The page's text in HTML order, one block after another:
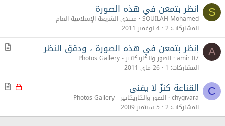
S انظر بتمعن في هذه الصورة
SOUILAH Mohamed منتدى الشريعة الإسلامية العام
المشاركات 2 4 نوفمبر 2011
A
ل
إنظر بتمعن في هذه الصورة ، ودقق النظر
amir 07 الصور والكاريكاتير - Photos Gallery
المشاركات 1 26 ماي 2011
C م
ق ل
القناعة كنزٌ لا يفنى
chygivara الصور والكاريكاتير - Photos Gallery
المشاركات 2 5 سبتمبر 2009